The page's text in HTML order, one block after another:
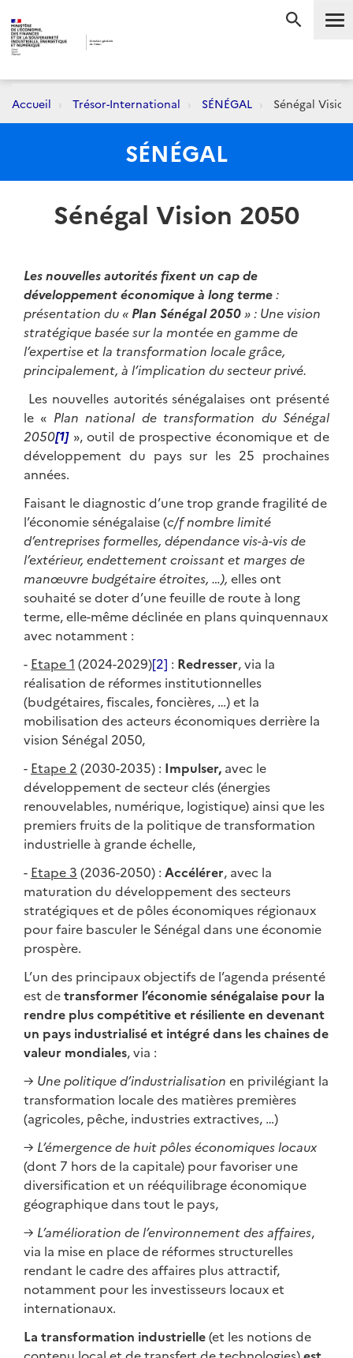
Accueil Trésor-International SÉNÉGAL Sénégal
SÉNÉGAL
Sénégal Vision 2050
Les nouvelles autorités fixent un cap de
développement économique à long terme:
présentation du « Plan Sénégal 2050» : Une vision
stratégique basée sur la montée en gamme de
l’expertise et la transformation locale grâce,
principalement, à l’implication du secteur privé.
Les nouvelles autorités sénégalaises ont présenté
le « Plan national de transformation du Sénégal
2050[1]», outil de prospective économique et de
développement du pays sur les 25 prochaines
années.
Faisant le diagnostic d’une trop grande fragilité de
l’économie sénégalaise (c/f nombre limité
d’entreprises formelles, dépendance vis-à-vis de
l’extérieur, endettement croissant et marges de
manœuvre budgétaire étroites, …), elles ont
souhaité se doter d’une feuille de route à long
terme, elle-même déclinée en plans quinquennaux
avec notamment :
- Etape 1 (2024-2029)[2] : Redresser, via la
réalisation de réformes institutionnelles
(budgétaires, fiscales, foncières, …) et la
mobilisation des acteurs économiques derrière la
vision Sénégal 2050,
- Etape 2 (2030-2035) : Impulser, avec le
développement de secteur clés (énergies
renouvelables, numérique, logistique) ainsi que les
premiers fruits de la politique de transformation
industrielle à grande échelle,
- Etape 3 (2036-2050) : Accélérer, avec la
maturation du développement des secteurs
stratégiques et de pôles économiques régionaux
pour faire basculer le Sénégal dans une économie
prospère.
L’un des principaux objectifs de l’agenda présenté
est detransformer l’économie sénégalaise pour la
rendre plus compétitive et résiliente en devenant
un pays industrialisé et intégré dans les chaines de
valeur mondiales, via :
→ Une politique d’industrialisation en privilégiant la
transformation locale des matières premières
(agricoles, pêche, industries extractives, …)
→ L’émergence de huit pôles économiques locaux
(dont 7 hors de la capitale) pour favoriser une
diversification et un rééquilibrage économique
géographique dans tout le pays,
→ L’amélioration de l’environnement des affaires,
via la mise en place de réformes structurelles
rendant le cadre des affaires plus attractif,
notamment pour les investisseurs locaux et
internationaux.
La transformation industrielle(et les notions de